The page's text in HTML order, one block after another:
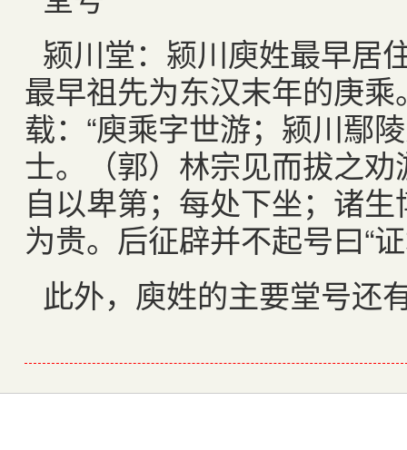
颍川堂：颍川庾姓最早居
最早祖先为东汉末年的庚
载：“庾乘字世游；颍川鄢
士。（郭）林宗见而拔之
自以卑第；每处下坐；诸
为贵。后征辟并不起号曰“
此外，庾姓的主要堂号还